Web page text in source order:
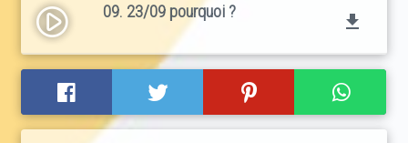
play_circle_filled 09. 23/09 pourquoi ? file_download